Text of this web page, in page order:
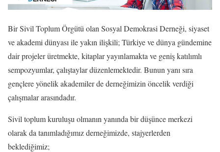
Bir Sivil Toplum Örgütü olan Sosyal Demokrasi Derneği, siyaset
ve akademi dünyası ile yakın ilişkili; Türkiye ve dünya gündemine
dair projeler üretmekte, kitaplar yayınlamakta ve geniş katılımlı
sempozyumlar, çalıştaylar düzenlemektedir. Bunun yanı sıra
gençlere yönelik akademiler de derneğimizin öncelik verdiği
çalışmalar arasındadır.
Sivil toplum kuruluşu olmanın yanında bir düşünce merkezi
olarak da tanımladığımız derneğimizde, stajyerlerden
beklediğimiz;